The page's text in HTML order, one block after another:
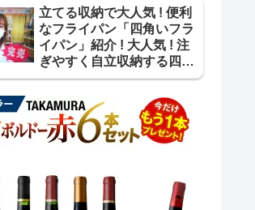
!立てる収納で大人気 ! 便利
なフライパン「四角いフラ
イパン」紹介 ! 大人気 ! 注
ぎやすく自立収納する四角
いフライパン【ｽｰﾊﾟｰJﾁｬﾝﾈ